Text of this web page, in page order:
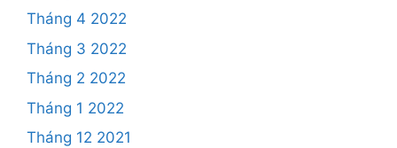
Tháng 4 2022
Tháng 3 2022
Tháng 2 2022
Tháng 1 2022
Tháng 12 2021